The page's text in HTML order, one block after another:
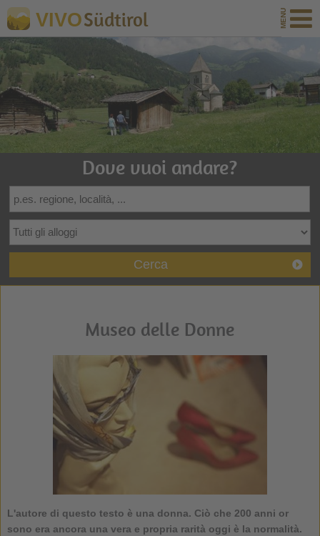
VIVOSüdtirol
Dove vuoi andare?
Cerca
Museo delle Donne
L'autore di questo testo è una donna. Ciò che 200 anni or
sono era ancora una vera e propria rarità oggi è la normalità.